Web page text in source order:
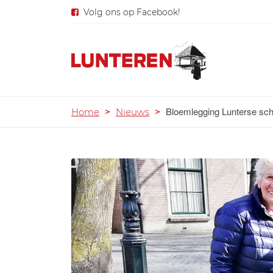
Volg ons op Facebook!
Home > Nieuws > Bloemlegging Lunterse